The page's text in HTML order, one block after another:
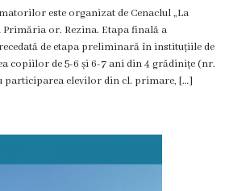
este organizat de Cenaclul „La
Primăria or. Rezina. Etapa finală a
de etapa preliminară în instituțiile de
copiilor de 5-6 și 6-7 ani din 4 grădinițe (nr.
participarea elevilor din cl. primare, […]